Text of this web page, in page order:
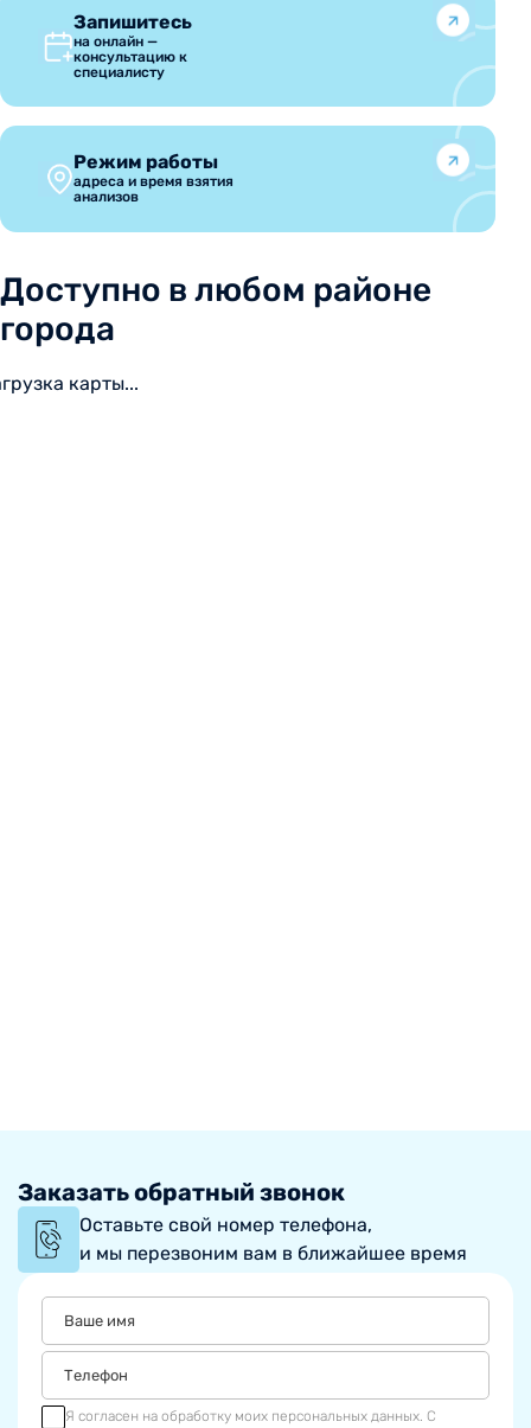
Запишитесь
на онлайн —
консультацию к
специалисту
Режим работы
адреса и время взятия
анализов
Доступно в любом районе
города
карты...
Заказать обратный звонок
Оставьте свой номер телефона,
и мы перезвоним вам в ближайшее время
Я согласен на обработку моих персональных данных. С